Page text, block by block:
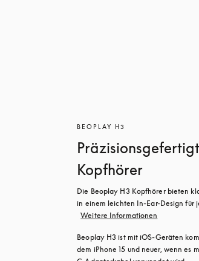
BEOPLAY H3
Kopfhörer
Die Beoplay H3 Kopfhörer bieten
in einem leichten In-Ear-Design für
Weitere Informationen
Beoplay H3 ist mit iOS-Geräten
dem iPhone 15 und neuer, wenn es